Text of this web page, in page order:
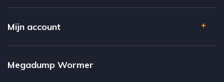
Mijn account
Megadump Wormer